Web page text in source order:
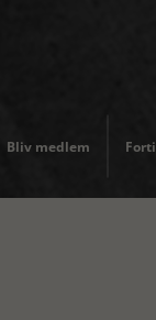
Bliv medlem